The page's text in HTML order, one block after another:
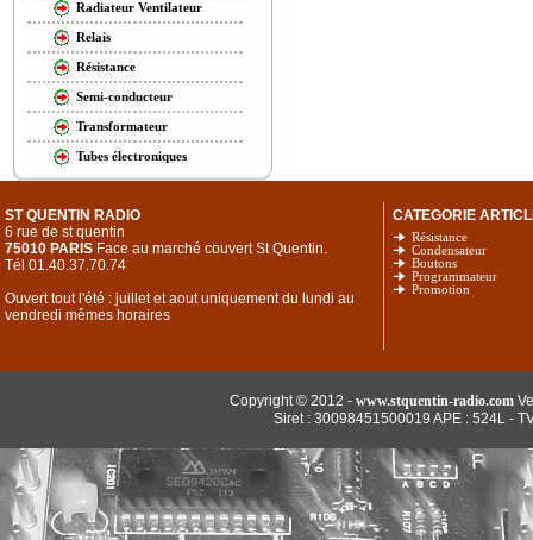
Radiateur Ventilateur
Relais
Résistance
Semi-conducteur
Transformateur
Tubes électroniques
ST QUENTIN RADIO
6 rue de st quentin
75010 PARIS Face au marché couvert St Quentin.
Tél 01.40.37.70.74
Ouvert tout l'été : juillet et aout uniquement du lundi au
vendredi mêmes horaires
CATEGORIE
Résistance
Condensateur
Boutons
Programmateur
Promotion
Copyright © 2012 - www.stquentin-radio.com
Siret : 30098451500019 APE : 524L -